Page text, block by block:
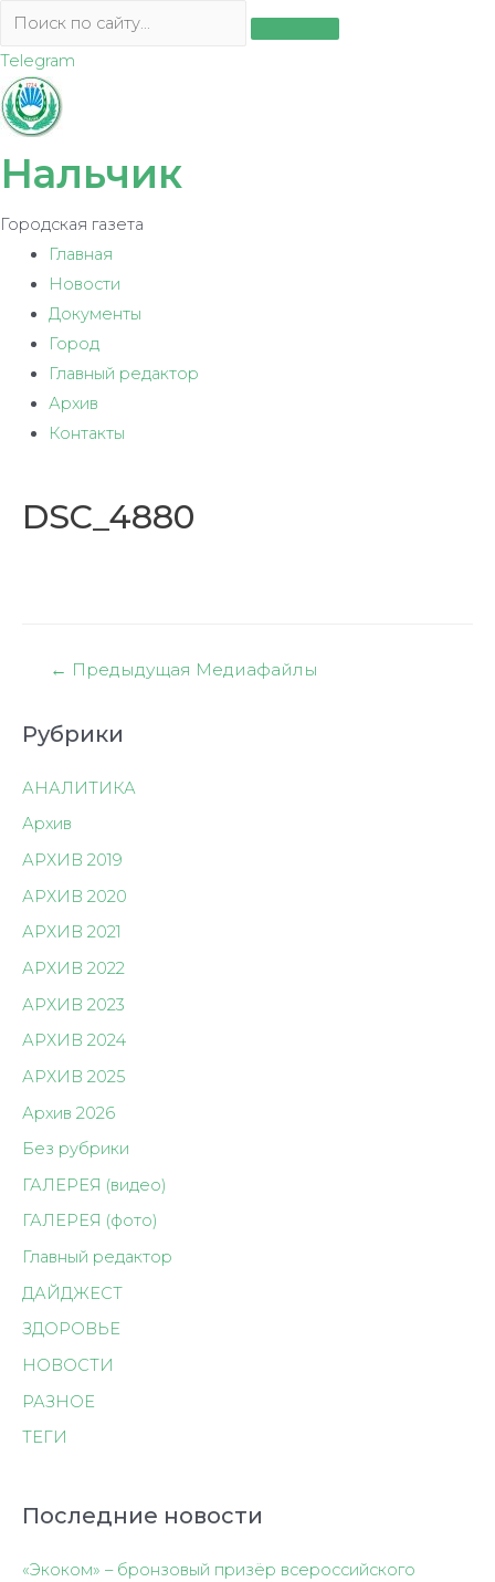
Перейти
содержимому
Telegram
Нальчик
Городская газета
Главная
Новости
Документы
Город
Главный редактор
Архив
Контакты
DSC_4880
Навигация
записям
← Предыдущая Медиафайлы
Рубрики
АНАЛИТИКА
Архив
АРХИВ 2019
АРХИВ 2020
АРХИВ 2021
АРХИВ 2022
АРХИВ 2023
АРХИВ 2024
АРХИВ 2025
Архив 2026
Без рубрики
ГАЛЕРЕЯ (видео)
ГАЛЕРЕЯ (фото)
Главный редактор
ДАЙДЖЕСТ
ЗДОРОВЬЕ
НОВОСТИ
РАЗНОЕ
ТЕГИ
Последние новости
«Экоком» – бронзовый призёр всероссийского